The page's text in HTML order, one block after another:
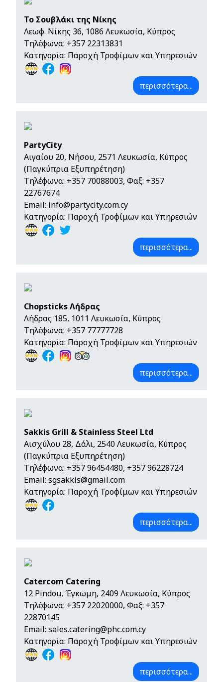
Το Σουβλάκι της Νίκης
Λεωφ. Νίκης 36, 1086 Λευκωσία, Κύπρος
Τηλέφωνα: +357 22313831
Κατηγορία: Παροχή Τροφίμων και Υπηρεσιών
περισσότερα...
PartyCity
Αιγαίου 20, Νήσου, 2571 Λευκωσία, Κύπρος
(Παγκύπρια Εξυπηρέτηση)
Τηλέφωνα: +357 70088003, Φαξ: +357
22767674
Email: info@partycity.com.cy
Κατηγορία: Παροχή Τροφίμων και Υπηρεσιών
περισσότερα...
Chopsticks Λήδρας
Λήδρας 185, 1011 Λευκωσία, Κύπρος
Τηλέφωνα: +357 77777728
Κατηγορία: Παροχή Τροφίμων και Υπηρεσιών
περισσότερα...
Sakkis Grill & Stainless Steel Ltd
Αισχύλου 28, Δάλι, 2540 Λευκωσία, Κύπρος
(Παγκύπρια Εξυπηρέτηση)
Τηλέφωνα: +357 96454480, +357 96228724
Email: sgsakkis@gmail.com
Κατηγορία: Παροχή Τροφίμων και Υπηρεσιών
περισσότερα...
Catercom Catering
12 Pindou, Έγκωμη, 2409 Λευκωσία, Κύπρος
Τηλέφωνα: +357 22020000, Φαξ: +357
22870145
Email: sales.catering@phc.com.cy
Κατηγορία: Παροχή Τροφίμων και Υπηρεσιών
περισσότερα...